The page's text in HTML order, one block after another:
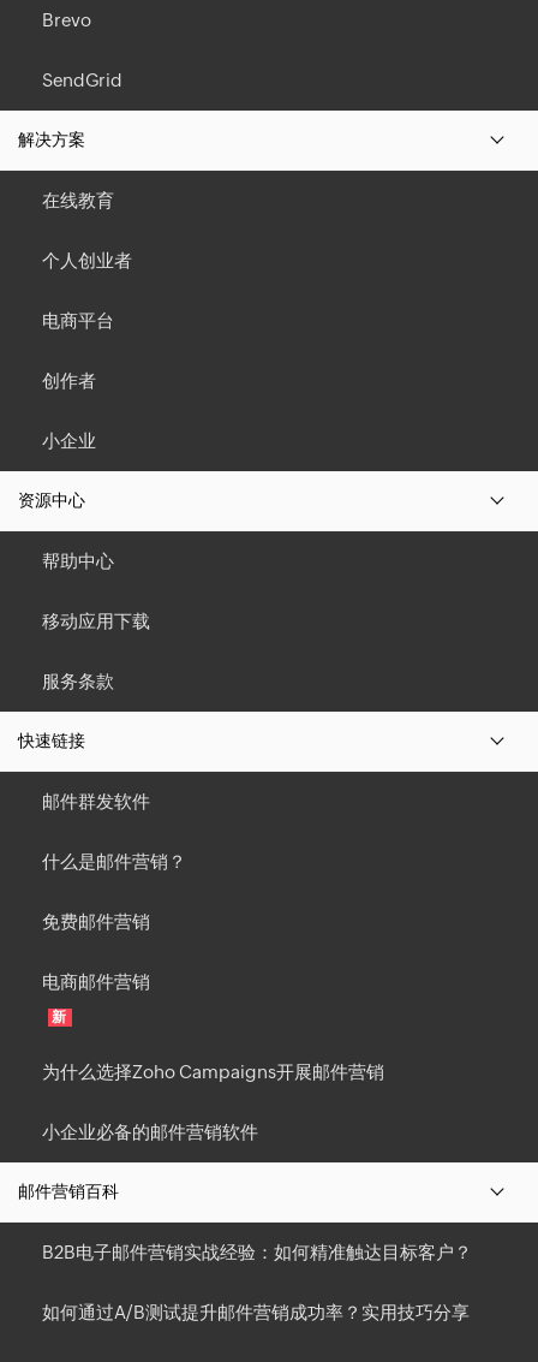
Brevo
SendGrid
解决方案
在线教育
个人创业者
电商平台
创作者
小企业
资源中心
帮助中心
移动应用下载
服务条款
快速链接
邮件群发软件
什么是邮件营销？
免费邮件营销
电商邮件营销
新
为什么选择Zoho Campaigns开展邮件营销
小企业必备的邮件营销软件
邮件营销百科
B2B电子邮件营销实战经验：如何精准触达目标客户？
如何通过A/B测试提升邮件营销成功率？实用技巧分享